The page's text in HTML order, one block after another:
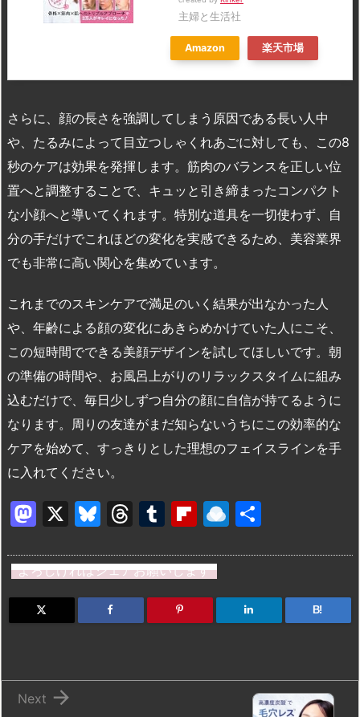
主婦と生活社
Amazon 楽天市場
さらに、顔の長さを強調してしまう原因である長い人中
や、たるみによって目立つしゃくれあごに対しても、この8
秒のケアは効果を発揮します。筋肉のバランスを正しい位
置へと調整することで、キュッと引き締まったコンパクト
な小顔へと導いてくれます。特別な道具を一切使わず、自
分の手だけでこれほどの変化を実感できるため、美容業界
でも非常に高い関心を集めています。
これまでのスキンケアで満足のいく結果が出なかった人
や、年齢による顔の変化にあきらめかけていた人にこそ、
この短時間でできる美顔デザインを試してほしいです。朝
の準備の時間や、お風呂上がりのリラックスタイムに組み
込むだけで、毎日少しずつ自分の顔に自信が持てるように
なります。周りの友達がまだ知らないうちにこの効率的な
ケアを始めて、すっきりとした理想のフェイスラインを手
に入れてください。
M
st
o
d
X
Bl
e
s
k
T
e
a
d
T
m
bl
r
Fl
b
o
ar
R
n
dr
o
よろしければシェアお願いします
B!

Next